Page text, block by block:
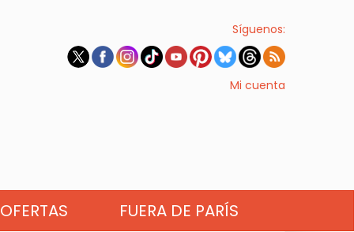
Síguenos:
Mi cuenta
OFERTAS FUERA DE PARÍS